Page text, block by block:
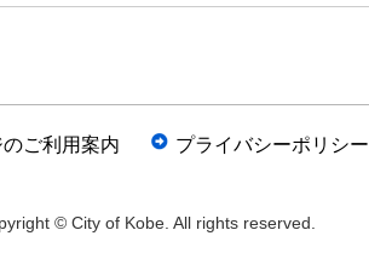
ご利用案内 プライバシーポリシー
© City of Kobe. All rights reserved.